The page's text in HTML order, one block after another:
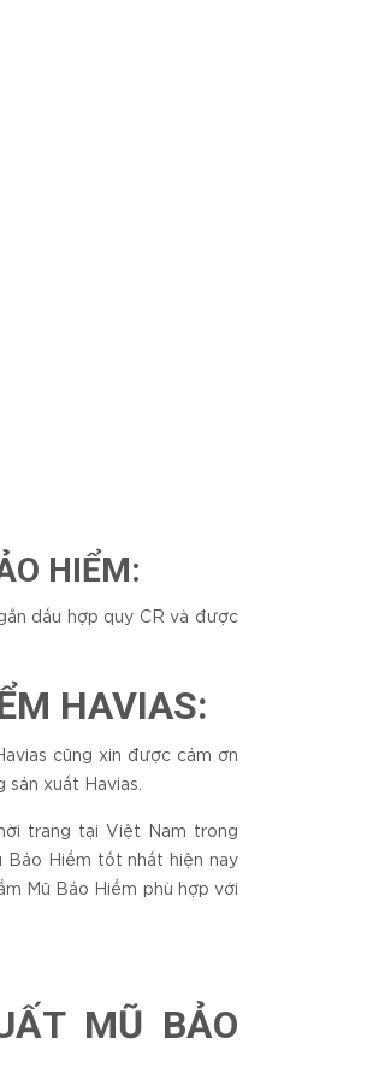
HIỂM:
dấu hợp quy CR và được
HAVIAS:
cũng xin được cảm ơn
xuất Havias.
trang tại Việt Nam trong
Bảo Hiểm tốt nhất hiện nay
Mũ Bảo Hiểm phù hợp với
MŨ BẢO